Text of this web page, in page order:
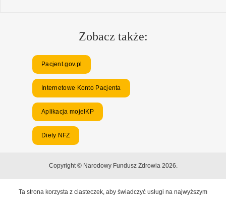
Zobacz także:
Pacjent.gov.pl
Internetowe Konto Pacjenta
Aplikacja mojeIKP
Diety NFZ
Copyright © Narodowy Fundusz Zdrowia 2026.
Ta strona korzysta z ciasteczek, aby świadczyć usługi na najwyższym